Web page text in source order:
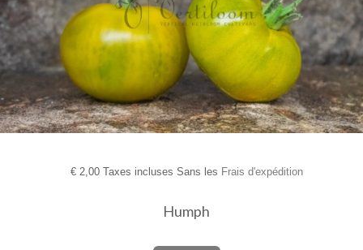
€2,00 Taxes incluses Sans les Frais d'expédition
Humph